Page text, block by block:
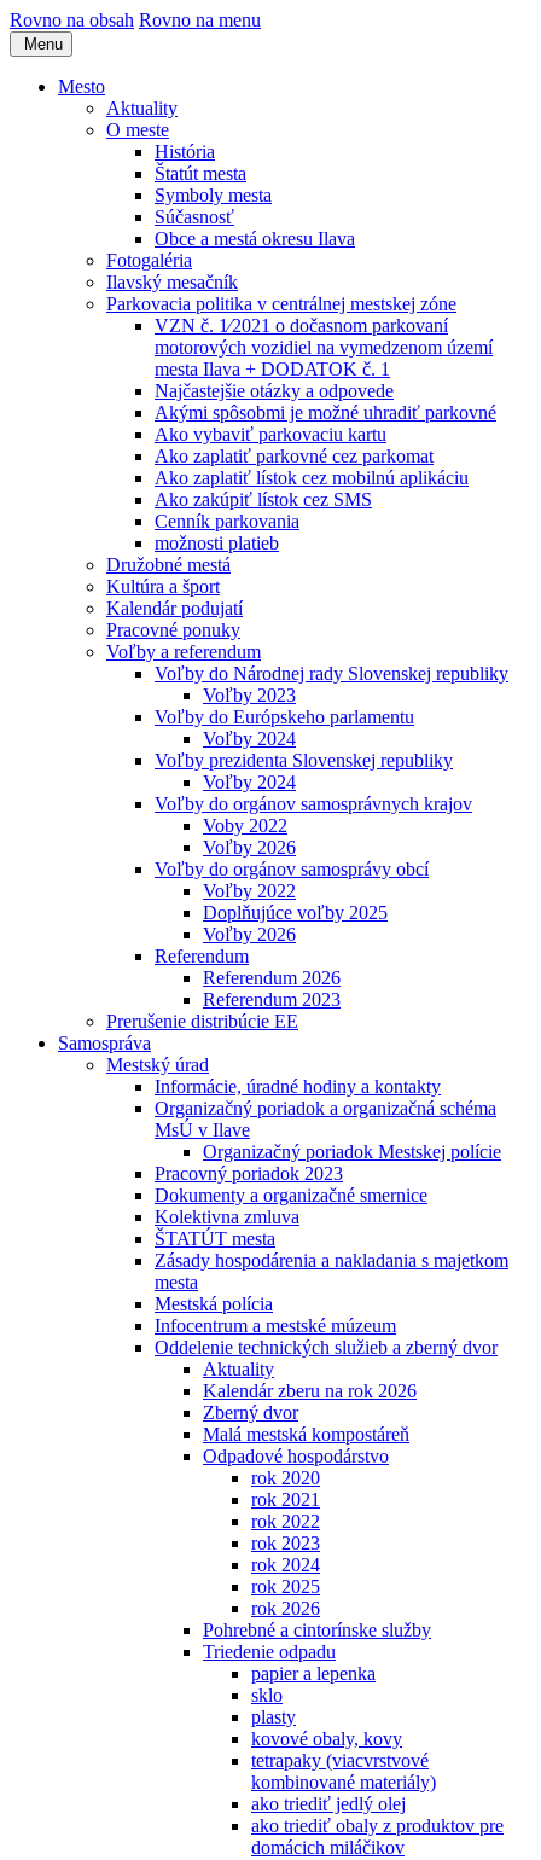
Rovno na obsah Rovno na menu
Menu
Mesto
Aktuality
O meste
História
Štatút mesta
Symboly mesta
Súčasnosť
Obce a mestá okresu Ilava
Fotogaléria
Ilavský mesačník
Parkovacia politika v centrálnej mestskej zóne
VZN č. 1⁄2021 o dočasnom parkovaní
motorových vozidiel na vymedzenom území
mesta Ilava + DODATOK č. 1
Najčastejšie otázky a odpovede
Akými spôsobmi je možné uhradiť parkovné
Ako vybaviť parkovaciu kartu
Ako zaplatiť parkovné cez parkomat
Ako zaplatiť lístok cez mobilnú aplikáciu
Ako zakúpiť lístok cez SMS
Cenník parkovania
možnosti platieb
Družobné mestá
Kultúra a šport
Kalendár podujatí
Pracovné ponuky
Voľby a referendum
Voľby do Národnej rady Slovenskej republiky
Voľby 2023
Voľby do Európskeho parlamentu
Voľby 2024
Voľby prezidenta Slovenskej republiky
Voľby 2024
Voľby do orgánov samosprávnych krajov
Voby 2022
Voľby 2026
Voľby do orgánov samosprávy obcí
Voľby 2022
Doplňujúce voľby 2025
Voľby 2026
Referendum
Referendum 2026
Referendum 2023
Prerušenie distribúcie EE
Samospráva
Mestský úrad
Informácie, úradné hodiny a kontakty
Organizačný poriadok a organizačná schéma
MsÚ v Ilave
Organizačný poriadok Mestskej polície
Pracovný poriadok 2023
Dokumenty a organizačné smernice
Kolektivna zmluva
ŠTATÚT mesta
Zásady hospodárenia a nakladania s majetkom
mesta
Mestská polícia
Infocentrum a mestské múzeum
Oddelenie technických služieb a zberný dvor
Aktuality
Kalendár zberu na rok 2026
Zberný dvor
Malá mestská kompostáreň
Odpadové hospodárstvo
rok 2020
rok 2021
rok 2022
rok 2023
rok 2024
rok 2025
rok 2026
Pohrebné a cintorínske služby
Triedenie odpadu
papier a lepenka
sklo
plasty
kovové obaly, kovy
tetrapaky (viacvrstvové
kombinované materiály)
ako triediť jedlý olej
ako triediť obaly z produktov pre
domácich miláčikov